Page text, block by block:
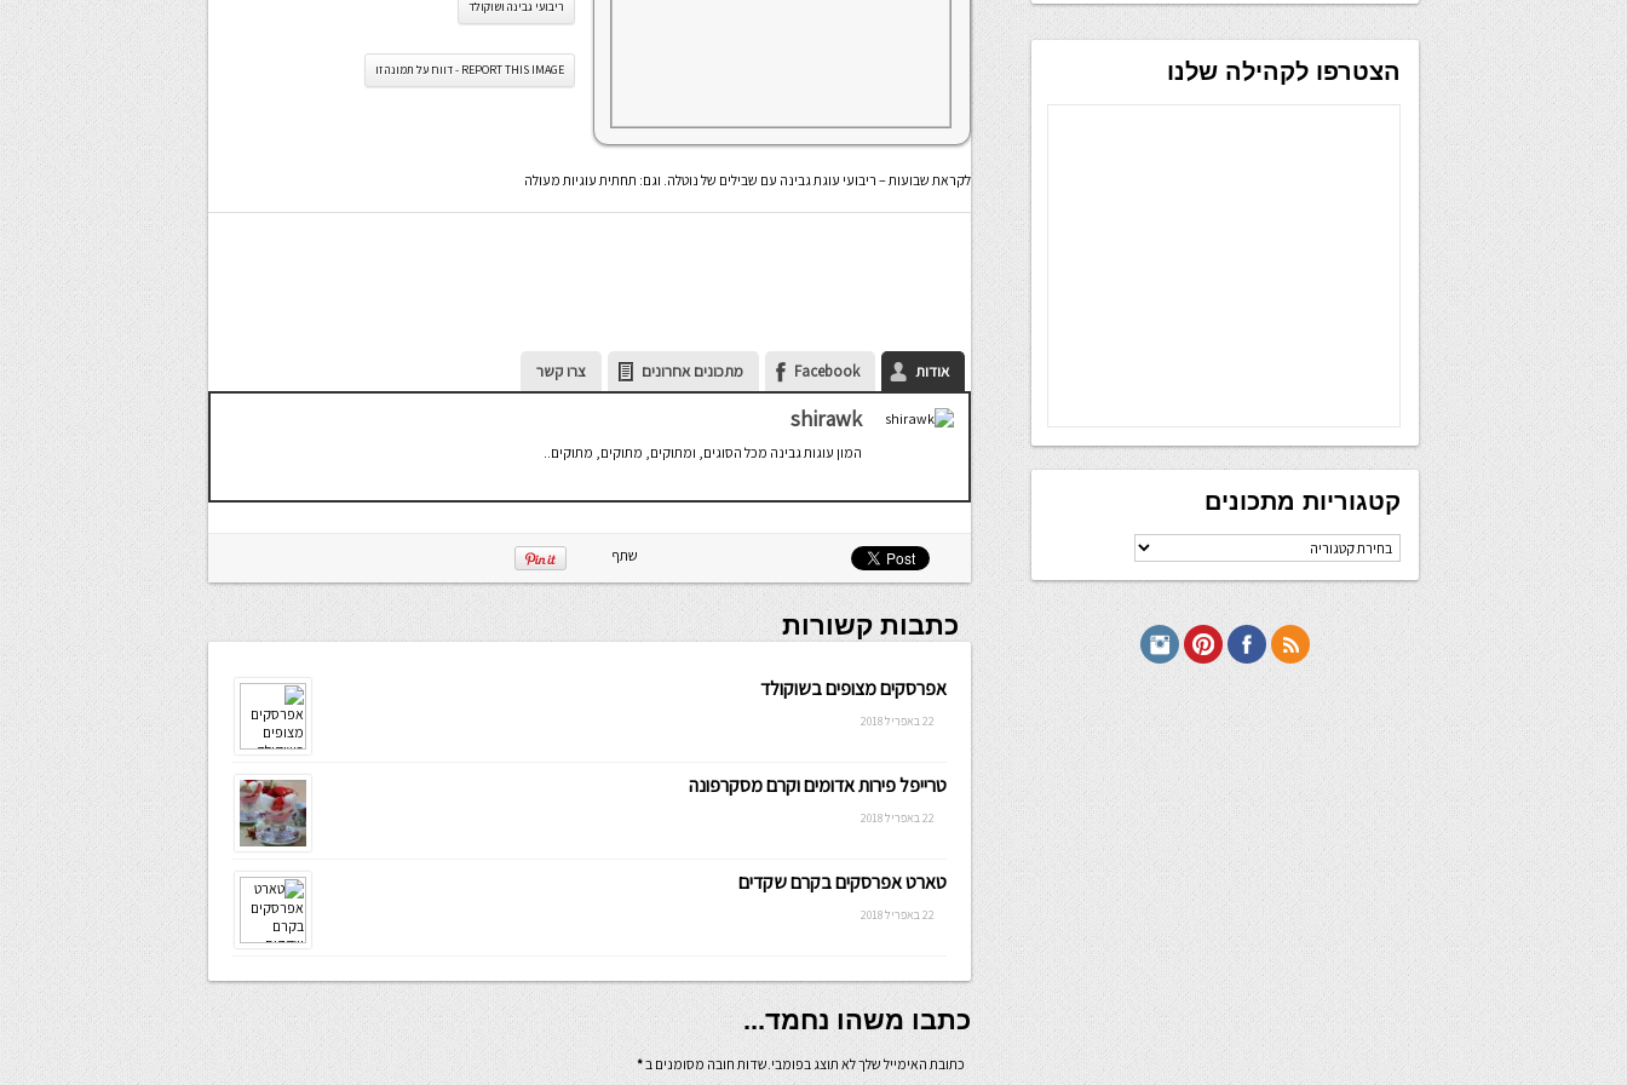
ריבועי גבינה ושוקולד
REPORT THIS IMAGE - דווח על תמונה זו
לקראת שבועות – ריבועי עוגת גבינה עם שבילים של נוטלה. וגם: תחתית עוגיות מעולה
אודות Facebook מתכונים אחרונים צרו קשר
shirawk
המון עוגות גבינה מכל הסוגים, ומתוקים, מתוקים, מתוקים..
שתף
כתבות קשורות
אפרסקים מצופים בשוקולד
22 באפריל 2018
טרייפל פירות אדומים וקרם מסקרפונה
22 באפריל 2018
טארט אפרסקים בקרם שקדים
22 באפריל 2018
כתבו משהו נחמד...
כתובת האימייל שלך לא תוצג בפומבי.שדות חובה מסומנים ב*
הצטרפו לקהילה שלנו
קטגוריות מתכונים
קטגוריות
מתכונים